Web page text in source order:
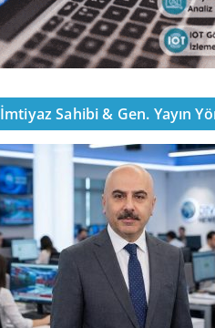
İmtiyaz Sahibi & Gen. Yayın